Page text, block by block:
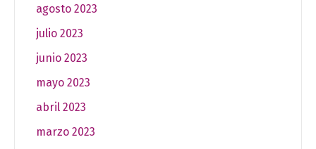
agosto 2023
julio 2023
junio 2023
mayo 2023
abril 2023
marzo 2023